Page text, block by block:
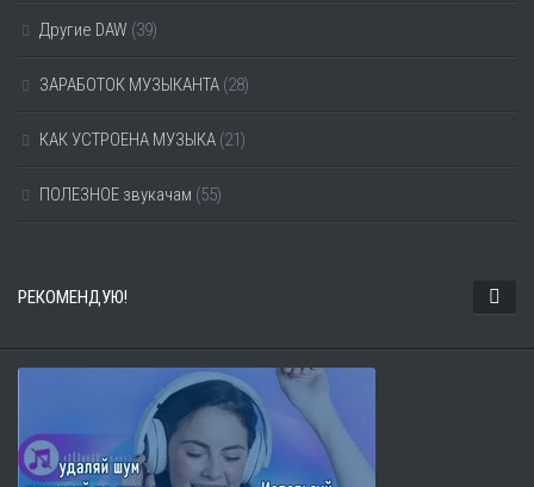
Другие DAW (39)
ЗАРАБОТОК МУЗЫКАНТА (28)
КАК УСТРОЕНА МУЗЫКА (21)
ПОЛЕЗНОЕ звукачам (55)
РЕКОМЕНДУЮ!